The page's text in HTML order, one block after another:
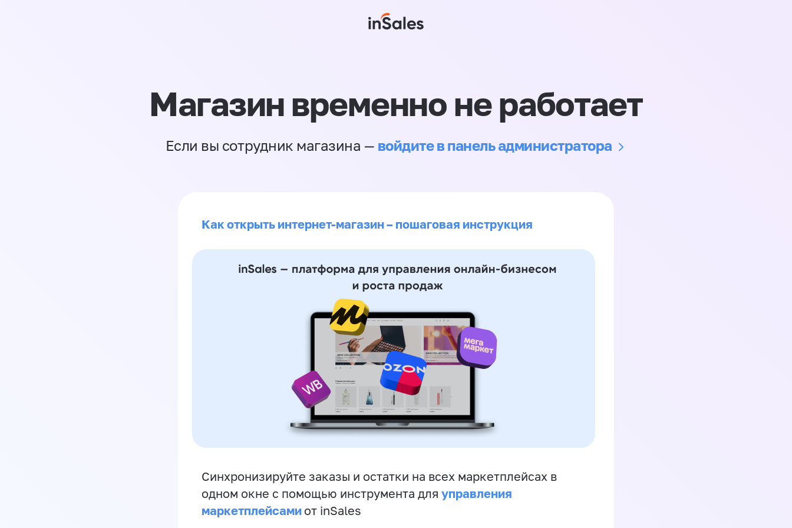
Магазин временно не работает
Если вы сотрудник магазина — войдите в панель администратора
Как открыть интернет-магазин – пошаговая инструкция
Синхронизируйте заказы и остатки на всех маркетплейсах в
одном окне с помощью инструмента для управления
маркетплейсами от inSales